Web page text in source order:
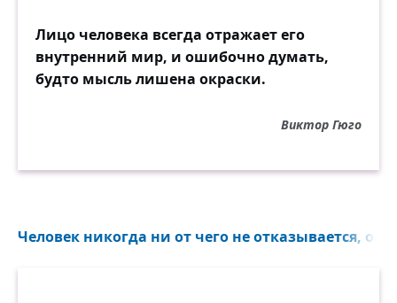
Лицо человека всегда отражает его
внутренний мир, и ошибочно думать,
будто мысль лишена окраски.
Виктор Гюго
Человек никогда ни от чего не отказывается, он